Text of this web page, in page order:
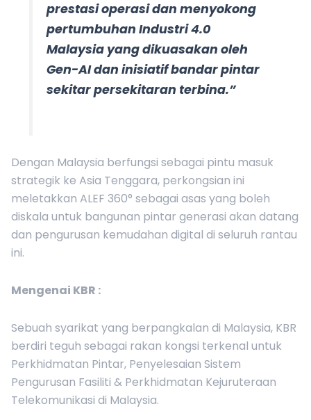
prestasi operasi dan menyokong
pertumbuhan Industri 4.0
Malaysia yang dikuasakan oleh
Gen-AI dan inisiatif bandar pintar
sekitar persekitaran terbina.”
Dengan Malaysia berfungsi sebagai pintu masuk
strategik ke Asia Tenggara, perkongsian ini
meletakkan ALEF 360° sebagai asas yang boleh
diskala untuk bangunan pintar generasi akan datang
dan pengurusan kemudahan digital di seluruh rantau
ini.
Mengenai KBR :
Sebuah syarikat yang berpangkalan di Malaysia, KBR
berdiri teguh sebagai rakan kongsi terkenal untuk
Perkhidmatan Pintar, Penyelesaian Sistem
Pengurusan Fasiliti & Perkhidmatan Kejuruteraan
Telekomunikasi di Malaysia.